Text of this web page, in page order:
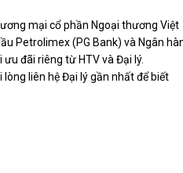
mại cổ phần Ngoại thương Việt
Petrolimex (PG Bank) và Ngân
đãi riêng từ HTV và Đại lý.
liên hệ Đại lý gần nhất để biết